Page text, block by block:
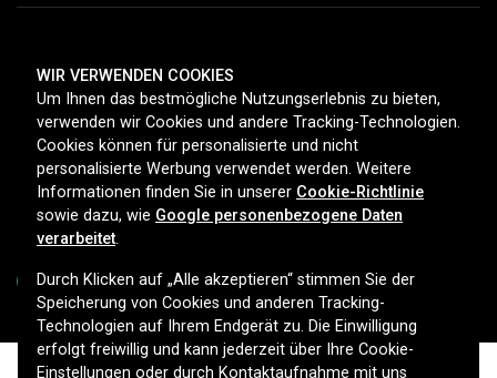
ZAHLUNGSMETHODEN
LIEFEROPTIONEN
Copyright © 2026, Spares Nordic AB
WIR VERWENDEN COOKIES
Um Ihnen das bestmögliche Nutzungserlebnis zu bieten,
verwenden wir Cookies und andere Tracking-Technologien.
Cookies können für personalisierte und nicht
personalisierte Werbung verwendet werden. Weitere
Informationen finden Sie in unserer Cookie-Richtlinie
sowie dazu, wie Google personenbezogene Daten
verarbeitet.
Durch Klicken auf „Alle akzeptieren“ stimmen Sie der
Speicherung von Cookies und anderen Tracking-
Technologien auf Ihrem Endgerät zu. Die Einwilligung
erfolgt freiwillig und kann jederzeit über Ihre Cookie-
Einstellungen oder durch Kontaktaufnahme mit uns